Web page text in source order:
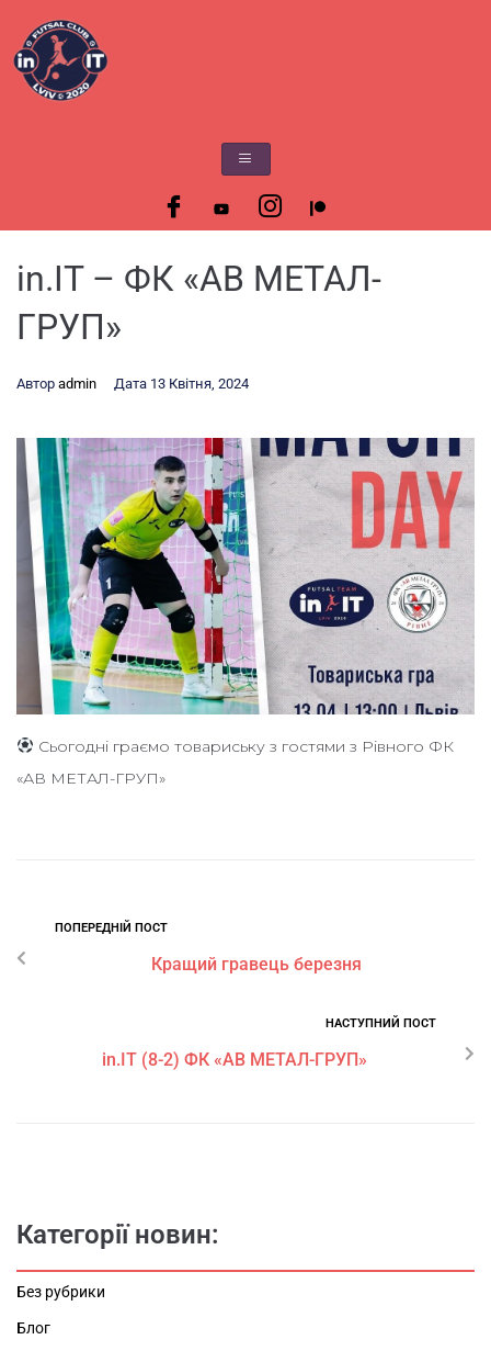
in.IT – ФК «АВ МЕТАЛ-
ГРУП»
Автор admin Дата 13 Квітня, 2024
Сьогодні граємо товариську з гостями з Рівного ФК
«АВ МЕТАЛ-ГРУП»
ПОПЕРЕДНІЙ ПОСТ
Кращий гравець березня
НАСТУПНИЙ ПОСТ
in.IT (8-2) ФК «АВ МЕТАЛ-ГРУП»
Категорії новин:
Без рубрики
Блог